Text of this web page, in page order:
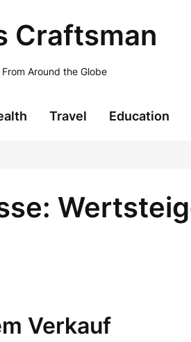
Craftsman
Around the Globe
Travel Education
Verkauf